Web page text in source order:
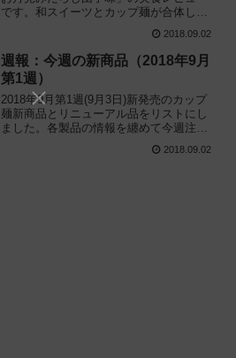
です。和スイーツとカップ麺が合体して
らし団子味"の再現度に注目しながら解説
します。2018/09/03新発売
2018.09.02
週報：今週の新商品（2018年9月
第1週）
2018年9月第1週(9月3日)新発売のカップ
麺新商品とリニューアル品をリストにし
ました。各製品の情報を纏めて今週注目
解説も行なっているので、最新情報が気
2018.09.02